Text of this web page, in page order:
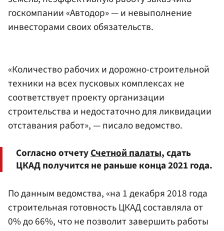
госкомпании «Автодор» — и невыполнение
инвесторами своих обязательств.
«Количество рабочих и дорожно-строительной
техники на всех пусковых комплексах не
соответствует проекту организации
строительства и недостаточно для ликвидации
отставания работ», — писало ведомство.
Согласно отчетуСчетной палаты, сдать
ЦКАД получится не раньше конца 2021 года.
По данным ведомства, «на 1 декабря 2018 года
строительная готовность ЦКАД составляла от
0% до 66%, что не позволит завершить работы